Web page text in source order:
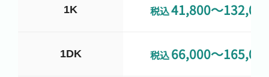
1K 税込41,800〜
1DK 税込66,000〜